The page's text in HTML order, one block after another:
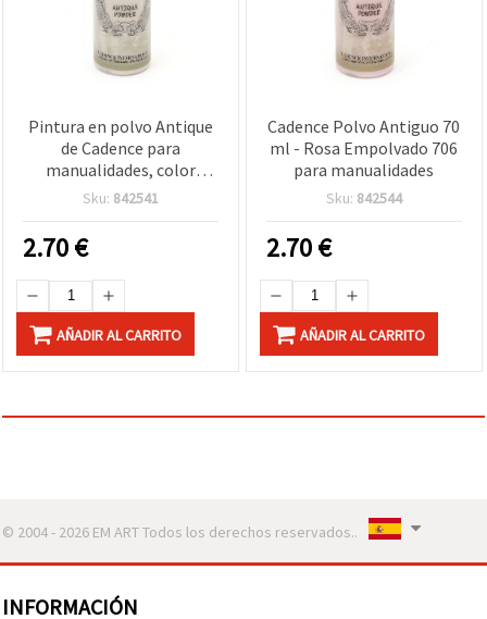
Pintura en polvo Antique
de Cadence para
manualidades, color
crema 701, 70 ml
Sku: 842541
2.70€
AÑADIR AL CARRITO
Cadence Polvo Antiguo 70
ml - Rosa Empolvado 706
para manualidades
Sku: 842544
2.70€
AÑADIR AL CARRITO
© 2004 - 2026 EM ART Todos los derechos reservados..
INFORMACIÓN